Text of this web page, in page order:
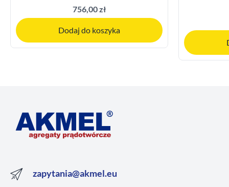
756,00 zł
Dodaj do koszyka
zapytania@akmel.eu